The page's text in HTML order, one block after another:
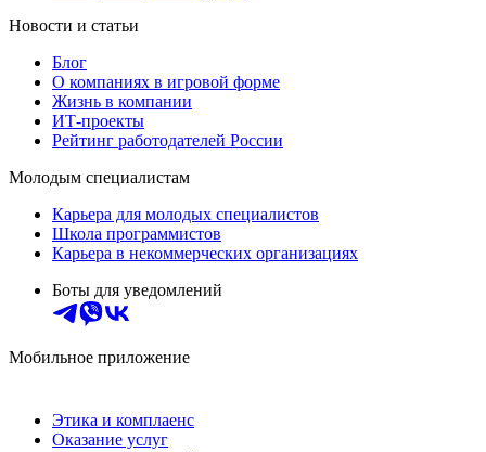
Новости и статьи
Блог
О компаниях в игровой форме
Жизнь в компании
ИТ-проекты
Рейтинг работодателей России
Молодым специалистам
Карьера для молодых специалистов
Школа программистов
Карьера в некоммерческих организациях
Боты для уведомлений
Мобильное приложение
Этика и комплаенс
Оказание услуг